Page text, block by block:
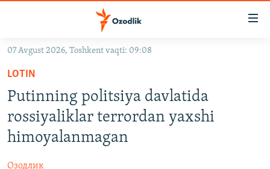
Асосий
навигацияга
ўтинг
Қидиришга
ўтинг
OZODARXIV
На русском
07 Avgust 2026, Toshkent vaqti: 09:08
LOTIN
Putinning politsiya davlatida
rossiyaliklar terrordan yaxshi
himoyalanmagan
Озодлик